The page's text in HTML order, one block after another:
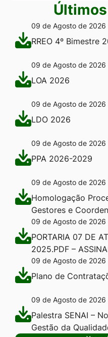
09 de Agosto de 2026
RREO 4º Bimestre
09 de Agosto de 2026
LOA 2026
09 de Agosto de 2026
LDO 2026
09 de Agosto de 2026
PPA 2026-2029
09 de Agosto de 2026
Homologação
Gestores e
09 de Agosto de 2026
PORTARIA 07 DE
2025.PDF –
09 de Agosto de 2026
Plano de
09 de Agosto de 2026
Palestra SENAI –
Gestão da